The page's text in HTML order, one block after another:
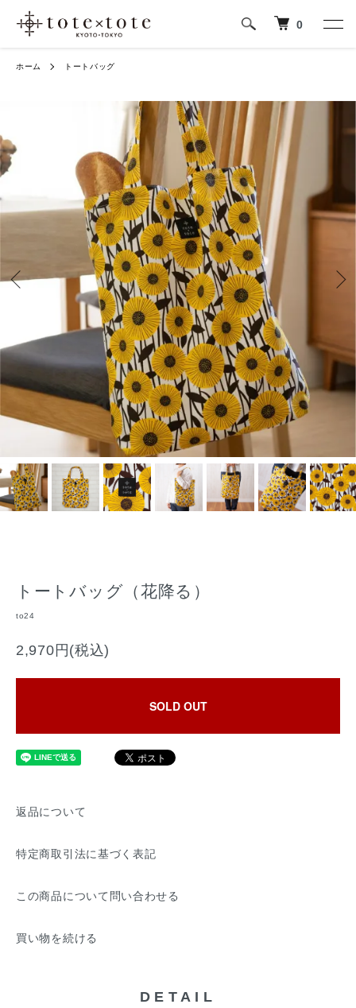
0
ホーム トートバッグ
トートバッグ（花降る）
to24
2,970円(税込)
SOLD OUT
返品について
特定商取引法に基づく表記
この商品について問い合わせる
買い物を続ける
DETAIL